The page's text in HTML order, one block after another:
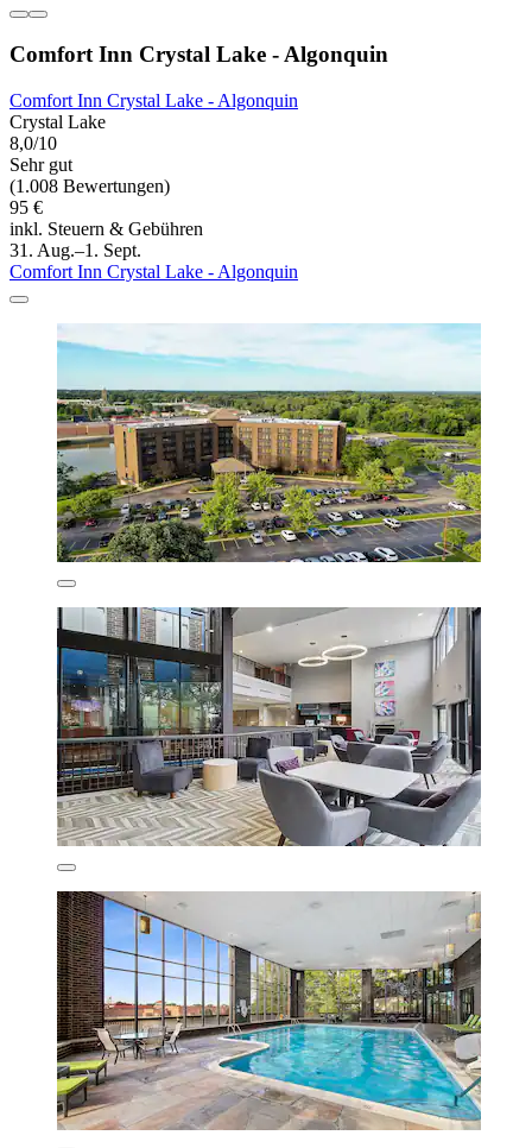
Comfort Inn Crystal Lake - Algonquin
Comfort Inn Crystal Lake - Algonquin
Crystal Lake
8,0/10
Sehr gut
(1.008 Bewertungen)
95 €
inkl. Steuern & Gebühren
31. Aug.–1. Sept.
Comfort Inn Crystal Lake - Algonquin